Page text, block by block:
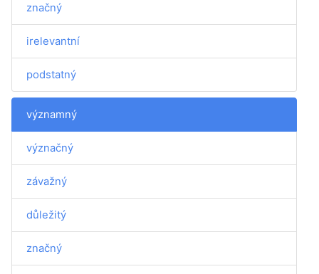
značný
irelevantní
podstatný
významný
význačný
závažný
důležitý
značný